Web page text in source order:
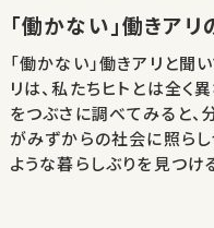
「働かない」働きア
「働かない」働きアリと聞
リは、私たちヒトとは全く
をつぶさに調べてみると、
がみずからの社会に照ら
ような暮らしぶりを見つけ